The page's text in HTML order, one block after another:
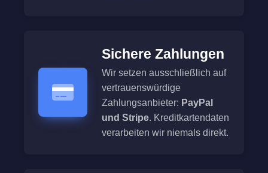
Sichere Zahlungen
Wir setzen ausschließlich auf
vertrauenswürdige
Zahlungsanbieter: PayPal
und Stripe. Kreditkartendaten
verarbeiten wir niemals direkt.